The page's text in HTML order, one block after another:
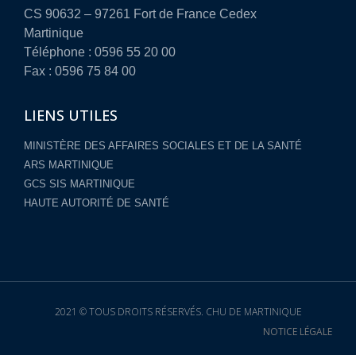
CS 90632 – 97261 Fort de France Cedex
Martinique
Téléphone : 0596 55 20 00
Fax : 0596 75 84 00
LIENS UTILES
MINISTÈRE DES AFFAIRES SOCIALES ET DE LA SANTÉ
ARS MARTINIQUE
GCS SIS MARTINIQUE
HAUTE AUTORITÉ DE SANTÉ
2021 © TOUS DROITS RÉSERVÉS. CHU DE MARTINIQUE
NOTICE LÉGALE